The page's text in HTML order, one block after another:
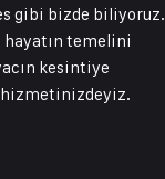
gibi bizde biliyoruz.
temelini
kesintiye